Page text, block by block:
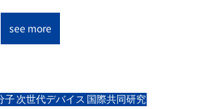
see more
子次世代デバイス 国際共同研究